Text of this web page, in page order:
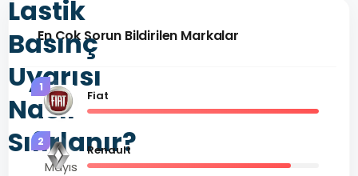
Lastik
Basınç
Uyarısı
Nasıl
Sıfırlanır?
Mayıs
En Çok Sorun Bildirilen Markalar
1
Fiat
2
Renault